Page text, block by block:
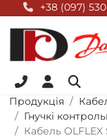
Null Top
+38 (097)
Продукція
Гнучкі
Кабель OLFLEX